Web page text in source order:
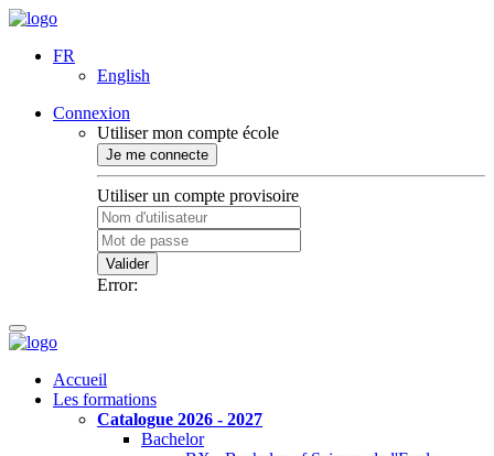
FR
English
Connexion
Utiliser mon compte école
Je me connecte
Utiliser un compte provisoire
Valider
Error:
Accueil
Les formations
Catalogue 2026 - 2027
Bachelor